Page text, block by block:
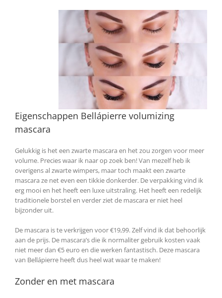
Eigenschappen Bellápierre volumizing
mascara
Gelukkig is het een zwarte mascara en het zou zorgen voor meer
volume. Precies waar ik naar op zoek ben! Van mezelf heb ik
overigens al zwarte wimpers, maar toch maakt een zwarte
mascara ze net even een tikkie donkerder. De verpakking vind ik
erg mooi en het heeft een luxe uitstraling. Het heeft een redelijk
traditionele borstel en verder ziet de mascara er niet heel
bijzonder uit.
De mascara is te verkrijgen voor €19,99. Zelf vind ik dat behoorlijk
aan de prijs. De mascara’s die ik normaliter gebruik kosten vaak
niet meer dan €5 euro en die werken fantastisch. Deze mascara
van Bellápierre heeft dus heel wat waar te maken!
Zonder en met mascara